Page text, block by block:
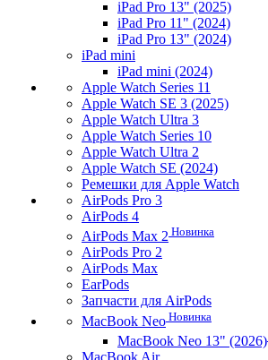
iPad Pro 13" (2025)
iPad Pro 11" (2024)
iPad Pro 13" (2024)
iPad mini
iPad mini (2024)
Apple Watch Series 11
Apple Watch SE 3 (2025)
Apple Watch Ultra 3
Apple Watch Series 10
Apple Watch Ultra 2
Apple Watch SE (2024)
Ремешки для Apple Watch
AirPods Pro 3
AirPods 4
AirPods Max 2 Новинка
AirPods Pro 2
AirPods Max
EarPods
Запчасти для AirPods
MacBook Neo Новинка
MacBook Neo 13" (2026)
MacBook Air